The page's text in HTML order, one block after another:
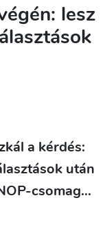
lesz
a kérdés:
után
csomag…